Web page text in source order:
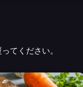
てください。